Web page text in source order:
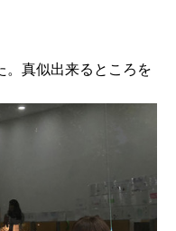
。真似出来るところを